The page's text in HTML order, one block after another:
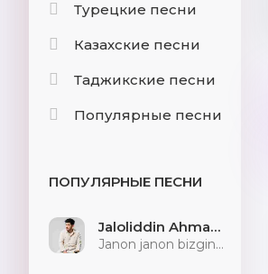
Турецкие песни
Казахские песни
Таджикские песни
Популярные песни
ПОПУЛЯРНЫЕ ПЕСНИ
Jaloliddin Ahmadaliyev
Janon janon bizginani sog'indilarmu